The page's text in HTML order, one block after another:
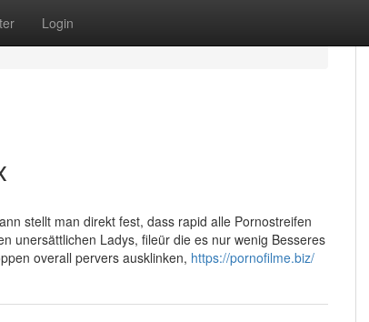
Login
stellt man direkt fest, dass rapid alle Pornostreifen
unersättlichen Ladys, fileür die es nur wenig Besseres
overall pervers ausklinken, https://pornofilme.biz/